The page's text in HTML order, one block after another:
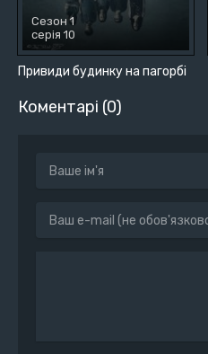
Привиди будинку на пагорбі
Сезон 1
серія 10
Коментарі (0)